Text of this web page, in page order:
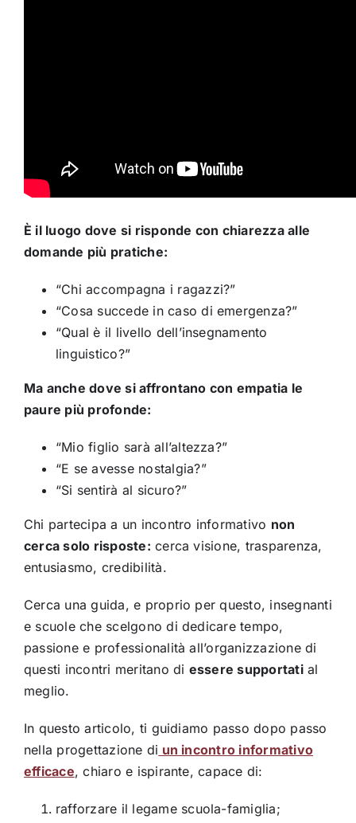
È il luogo dove si risponde con chiarezza alle
domande più pratiche:
“Chi accompagna i ragazzi?”
“Cosa succede in caso di emergenza?”
“Qual è il livello dell’insegnamento
linguistico?”
Ma anche dove si affrontano con empatia le
paure più profonde:
“Mio figlio sarà all’altezza?”
“E se avesse nostalgia?”
“Si sentirà al sicuro?”
Chi partecipa a un incontro informativo non
cerca solo risposte: cerca visione, trasparenza,
entusiasmo, credibilità.
Cerca una guida, e proprio per questo, insegnanti
e scuole che scelgono di dedicare tempo,
passione e professionalità all’organizzazione di
questi incontri meritano di essere supportatial
meglio.
In questo articolo, ti guidiamo passo dopo passo
nella progettazione di un incontro informativo
efficace, chiaro e ispirante, capace di:
rafforzare il legame scuola-famiglia;